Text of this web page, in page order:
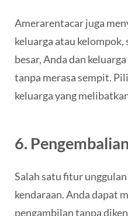
Amerarentacar juga
keluarga atau
besar, Anda dan
tanpa merasa sempit.
keluarga yang
6.
Salah satu fitur
kendaraan. Anda dapat
pengambilan tanpa